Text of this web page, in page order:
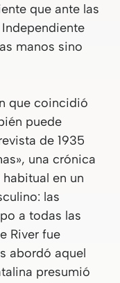
que ante las
manos sino
que coincidió
puede
de 1935
una crónica
en un
las
a todas las
River fue
abordó aquel
presumió